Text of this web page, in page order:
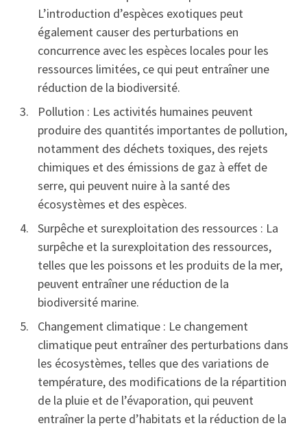
L’introduction d’espèces exotiques peut
également causer des perturbations en
concurrence avec les espèces locales pour les
ressources limitées, ce qui peut entraîner une
réduction de la biodiversité.
Pollution : Les activités humaines peuvent
produire des quantités importantes de pollution,
notamment des déchets toxiques, des rejets
chimiques et des émissions de gaz à effet de
serre, qui peuvent nuire à la santé des
écosystèmes et des espèces.
Surpêche et surexploitation des ressources : La
surpêche et la surexploitation des ressources,
telles que les poissons et les produits de la mer,
peuvent entraîner une réduction de la
biodiversité marine.
Changement climatique : Le changement
climatique peut entraîner des perturbations dans
les écosystèmes, telles que des variations de
température, des modifications de la répartition
de la pluie et de l’évaporation, qui peuvent
entraîner la perte d’habitats et la réduction de la